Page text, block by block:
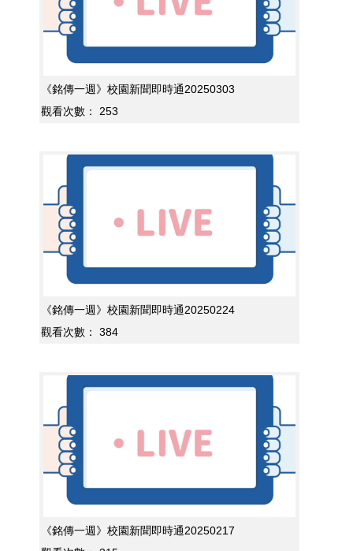
《銘傳一週》校園新聞即時通20250303
觀看次數：
253
《銘傳一週》校園新聞即時通20250224
觀看次數：
384
《銘傳一週》校園新聞即時通20250217